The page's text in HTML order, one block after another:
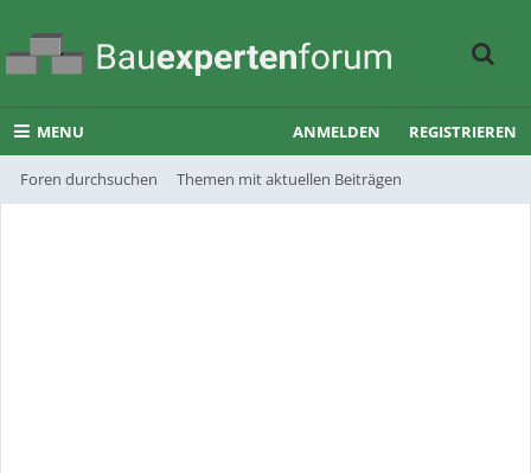
MENU
Foren durchsuchen Themen mit aktuellen Beiträgen
ANMELDEN REGISTRIEREN